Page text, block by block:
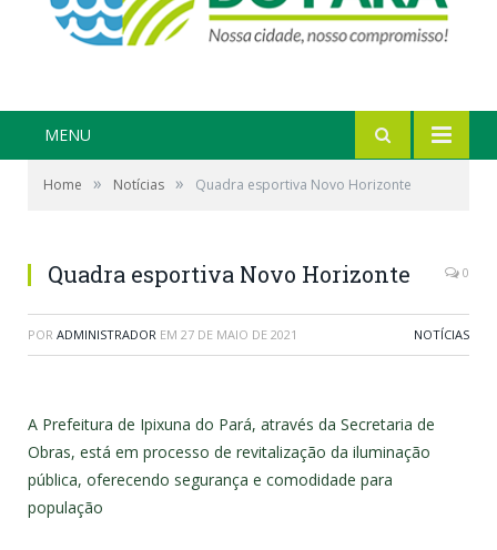
MENU
Home » Notícias » Quadra esportiva Novo Horizonte
Quadra esportiva Novo Horizonte 0
POR ADMINISTRADOR EM 27 DE MAIO DE 2021 NOTÍCIAS
A Prefeitura de Ipixuna do Pará, através da Secretaria de
Obras, está em processo de revitalização da iluminação
pública, oferecendo segurança e comodidade para
população